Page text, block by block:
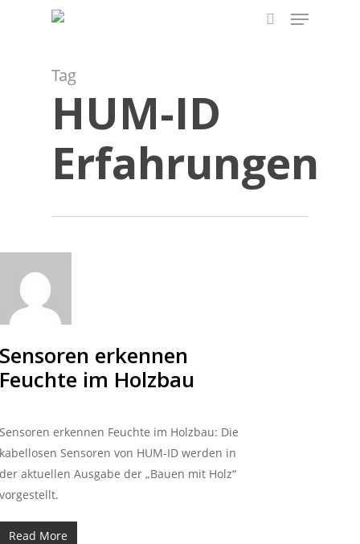
Menu
Tag
HUM-ID
Erfahrungen
Sensoren erkennen
Feuchte im Holzbau
Sensoren erkennen Feuchte im Holzbau: Die
kabellosen Sensoren von HUM-ID werden in
der aktuellen Ausgabe der „Bauen mit Holz“
vorgestellt.
Read More